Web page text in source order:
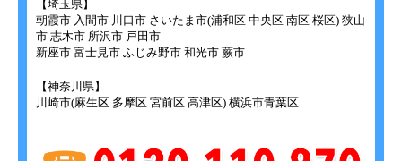
【埼玉県】
朝霞市 入間市 川口市 さいたま市(浦和区 中央区 南区 桜区) 狭山
市 志木市 所沢市 戸田市
新座市 富士見市 ふじみ野市 和光市 蕨市
【神奈川県】
川崎市(麻生区 多摩区 宮前区 高津区) 横浜市青葉区